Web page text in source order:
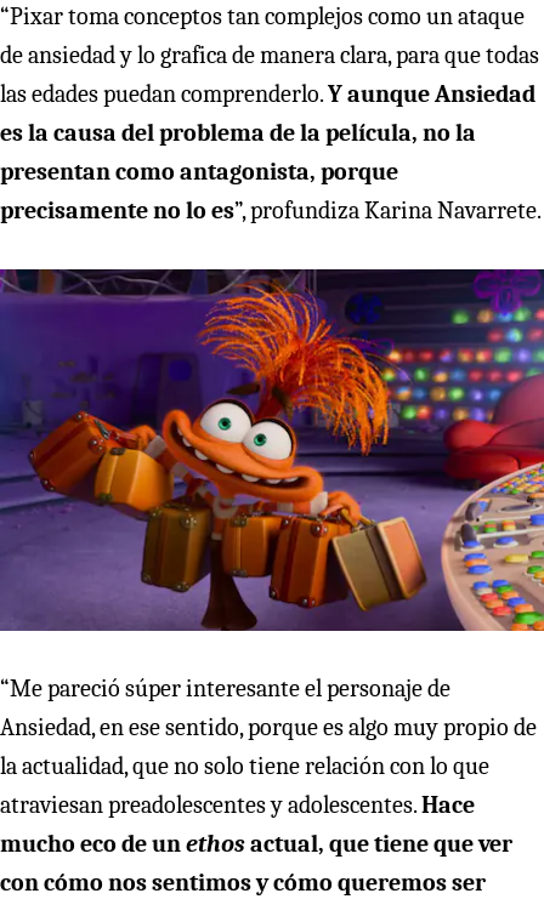
“Pixar toma conceptos tan complejos como un ataque
de ansiedad y lo grafica de manera clara, para que todas
las edades puedan comprenderlo.Y aunque Ansiedad
es la causa del problema de la película, no la
presentan como antagonista, porque
precisamente no lo es”, profundiza Karina Navarrete.
“Me pareció súper interesante el personaje de
Ansiedad, en ese sentido, porque es algo muy propio de
la actualidad, que no solo tiene relación con lo que
atraviesan preadolescentes y adolescentes.Hace
mucho eco de unethosactual, que tiene que ver
con cómo nos sentimos y cómo queremos ser